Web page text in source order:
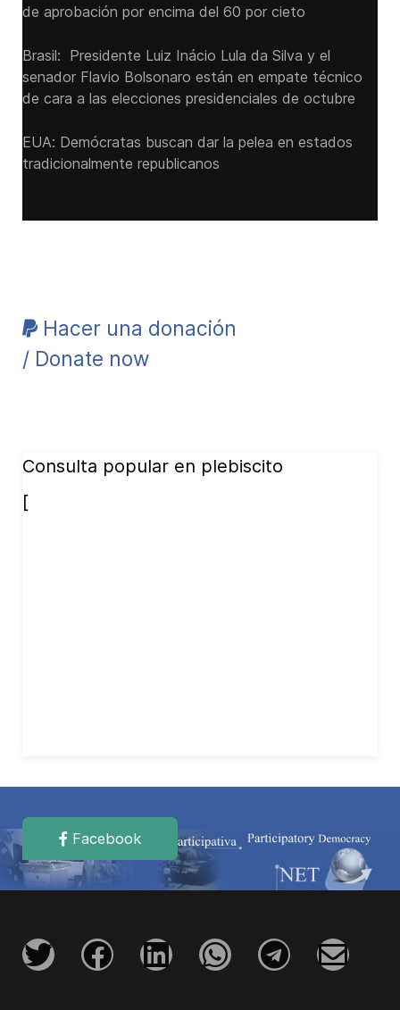
de aprobación por encima del 60 por cieto
Brasil: Presidente Luiz Inácio Lula da Silva y el
senador Flavio ‌Bolsonaro están en empate técnico
de cara a las ‌elecciones presidenciales de octubre
EUA: Demócratas buscan dar la pelea en estados
tradicionalmente republicanos
Hacer una donación
/ Donate now
Consulta popular en plebiscito
[
Facebook